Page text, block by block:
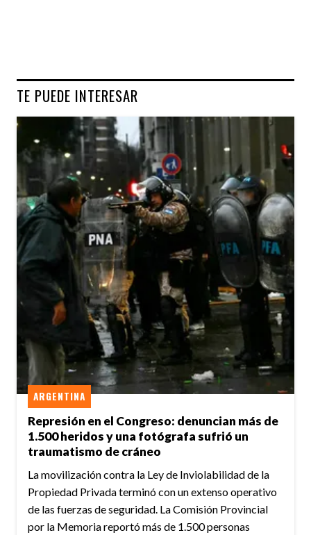
TE PUEDE INTERESAR
Represión en el Congreso: denuncian más de
1.500 heridos y una fotógrafa sufrió un
traumatismo de cráneo
ARGENTINA
La movilización contra la Ley de Inviolabilidad de la
Propiedad Privada terminó con un extenso operativo
de las fuerzas de seguridad. La Comisión Provincial
por la Memoria reportó más de 1.500 personas